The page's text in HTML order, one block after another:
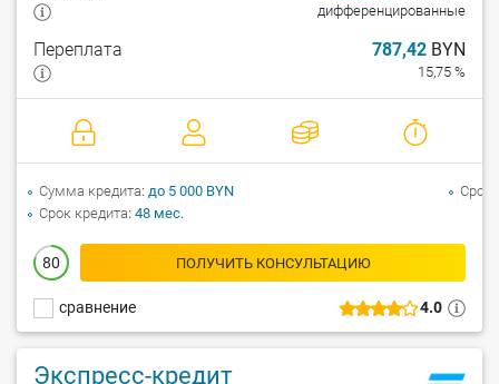
4.0
сравнение
дифференцированные
Переплата 787,42 BYN
15,75 %
80 ПОЛУЧИТЬ КОНСУЛЬТАЦИЮ
Сумма кредита до 5 000 BYN
Срок кредита 48 мес.
Срок
Экспресс-кредит